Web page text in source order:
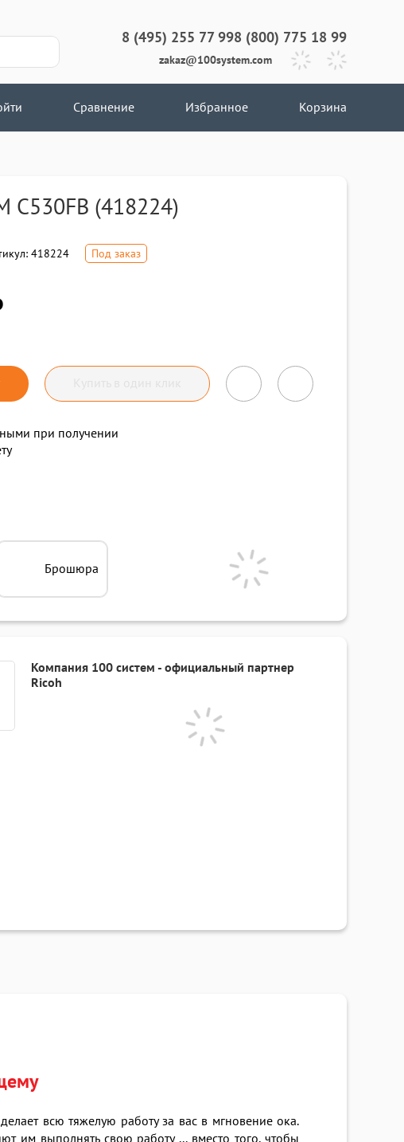
8 (495) 255 77 998 (800) 775 18 99
zakaz@100system.com
Сравнение Избранное Корзина
C530FB (418224)
418224 Под заказ
при получении
Брошюра
Компания 100 систем - официальный партнер
Ricoh
всю тяжелую работу за вас в мгновение ока.
им выполнять свою работу ... вместо того, чтобы